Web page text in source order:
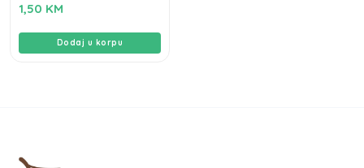
1,50 KM
Dodaj u korpu